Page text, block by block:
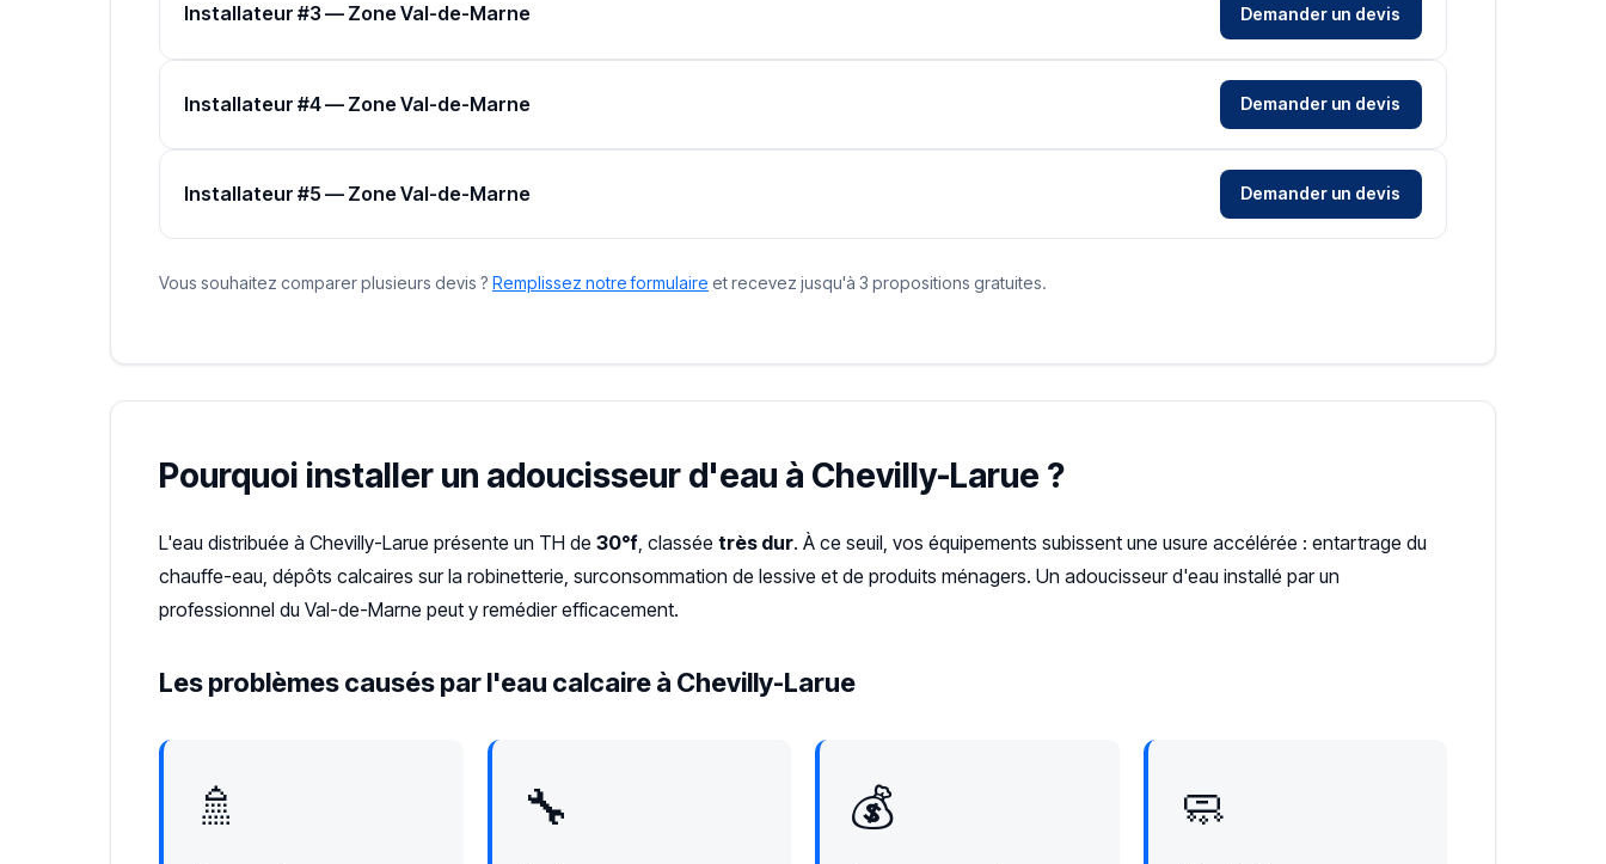
Installateur #3 — Zone Val-de-Marne Demander un devis
Installateur #4 — Zone Val-de-Marne Demander un devis
Installateur #5 — Zone Val-de-Marne Demander un devis
Vous souhaitez comparer plusieurs devis ? Remplissez notre formulaire et recevez jusqu'à 3 propositions gratuites.
Pourquoi installer un adoucisseur d'eau à Chevilly-Larue ?
L'eau distribuée à Chevilly-Larue présente un TH de 30°f , classée très dur. À ce seuil, vos équipements subissent une usure accélérée : entartrage du
chauffe-eau, dépôts calcaires sur la robinetterie, surconsommation de lessive et de produits ménagers. Un adoucisseur d'eau installé par un
professionnel du Val-de-Marne peut y remédier efficacement.
Les problèmes causés par l'eau calcaire à Chevilly-Larue
🚿 🔧 💰 🧼